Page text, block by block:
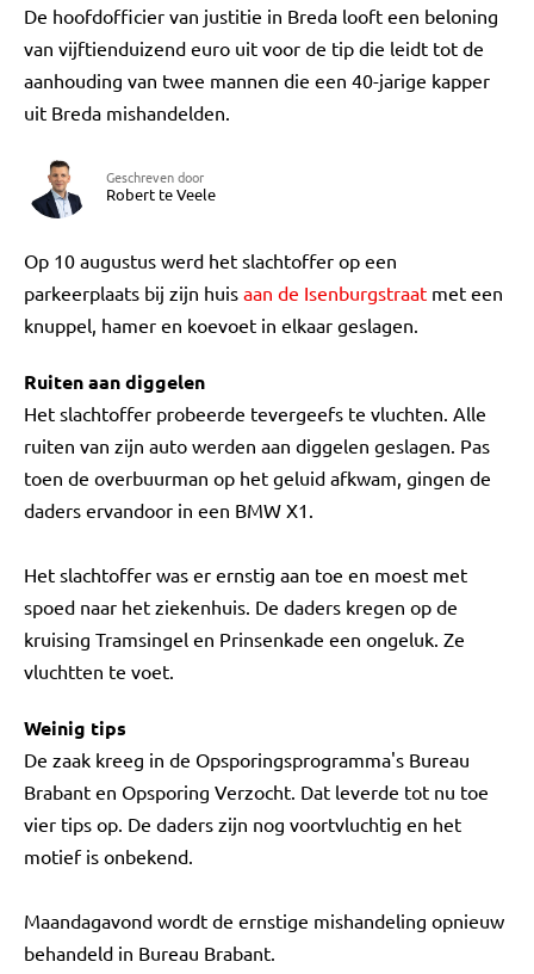
De hoofdofficier van justitie in Breda looft een beloning
van vijftienduizend euro uit voor de tip die leidt tot de
aanhouding van twee mannen die een 40-jarige kapper
uit Breda mishandelden.
Geschreven door
Robert te Veele
Op 10 augustus werd het slachtoffer op een
parkeerplaats bij zijn huis aan de Isenburgstraat met een
knuppel, hamer en koevoet in elkaar geslagen.
Ruiten aan diggelen
Het slachtoffer probeerde tevergeefs te vluchten. Alle
ruiten van zijn auto werden aan diggelen geslagen. Pas
toen de overbuurman op het geluid afkwam, gingen de
daders ervandoor in een BMW X1.
Het slachtoffer was er ernstig aan toe en moest met
spoed naar het ziekenhuis. De daders kregen op de
kruising Tramsingel en Prinsenkade een ongeluk. Ze
vluchtten te voet.
Weinig tips
De zaak kreeg in de Opsporingsprogramma's Bureau
Brabant en Opsporing Verzocht. Dat leverde tot nu toe
vier tips op. De daders zijn nog voortvluchtig en het
motief is onbekend.
Maandagavond wordt de ernstige mishandeling opnieuw
behandeld in Bureau Brabant.